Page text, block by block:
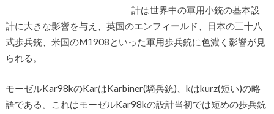
計は世界中の軍用小銃の基本設
計に大きな影響を与え、英国のエンフィールド、日本の三十八
式歩兵銃、米国のM1908といった軍用歩兵銃に色濃く影響が見
られる。
モーゼルKar98kのKarはKarbiner(騎兵銃)、kはkurz(短い)の略
語である。これはモーゼルKar98kの設計当初では短めの歩兵銃